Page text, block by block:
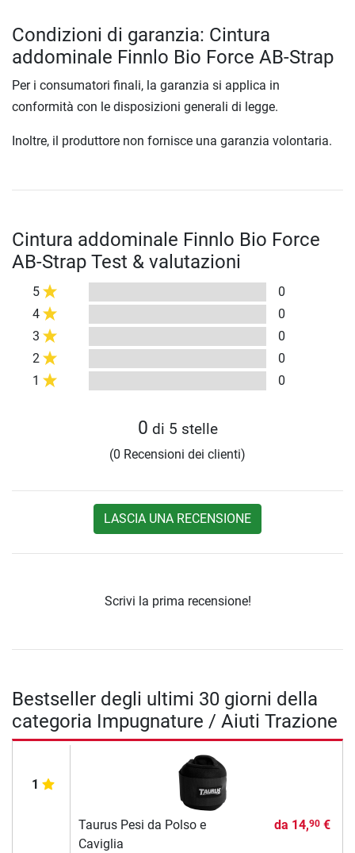
Condizioni di garanzia: Cintura
addominale Finnlo Bio Force AB-Strap
Per i consumatori finali, la garanzia si applica in
conformità con le disposizioni generali di legge.
Inoltre, il produttore non fornisce una garanzia volontaria.
Cintura addominale Finnlo Bio Force
AB-Strap Test & valutazioni
5
0
4
0
3
0
2
0
1
0
0 di 5 stelle
(0 Recensioni dei clienti)
LASCIA UNA RECENSIONE
Scrivi la prima recensione!
Bestseller degli ultimi 30 giorni della
categoria Impugnature / Aiuti Trazione
1
Taurus Pesi da Polso e
Caviglia
da 14,90€